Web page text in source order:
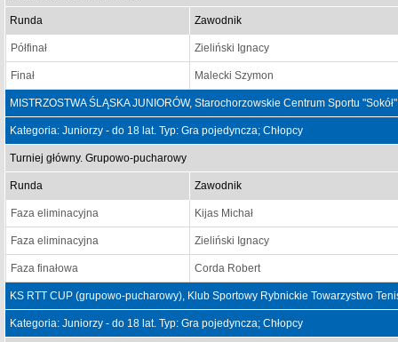
Runda Zawodnik
Półfinał Zieliński Ignacy
Finał Malecki Szymon
MISTRZOSTWA ŚLĄSKA JUNIORÓW, Starochorzowskie Centrum Sportu
Kategoria: Juniorzy - do 18 lat. Typ: Gra pojedyncza; Chłopcy
Turniej główny. Grupowo-pucharowy
Runda Zawodnik
Faza eliminacyjna Kijas Michał
Faza eliminacyjna Zieliński Ignacy
Faza finałowa Corda Robert
KS RTT CUP (grupowo-pucharowy), Klub Sportowy Rybnickie Towarzystwo
Kategoria: Juniorzy - do 18 lat. Typ: Gra pojedyncza; Chłopcy